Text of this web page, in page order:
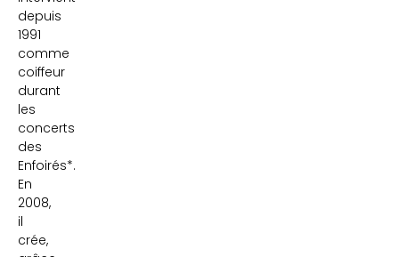
depuis
1991
comme
coiffeur
durant
les
concerts
des
Enfoirés*.
En
2008,
il
crée,